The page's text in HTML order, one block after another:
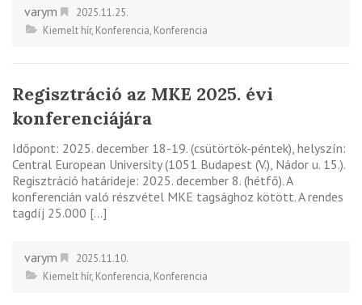
varym
2025.11.25.
Kiemelt hír, Konferencia, Konferencia
Regisztráció az MKE 2025. évi
konferenciájára
Időpont: 2025. december 18-19. (csütörtök-péntek), helyszín:
Central European University (1051 Budapest (V.), Nádor u. 15.).
Regisztráció határideje: 2025. december 8. (hétfő). A
konferencián való részvétel MKE tagsághoz kötött. A rendes
tagdíj 25.000 […]
varym
2025.11.10.
Kiemelt hír, Konferencia, Konferencia